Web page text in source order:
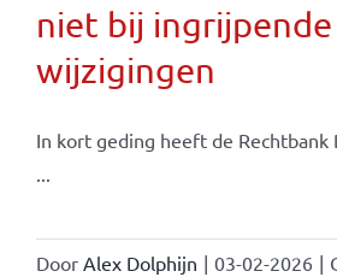
niet bij
wijzigingen
In kort geding heeft de Rechtbank
Door Alex Dolphijn | 03-02-2026 |